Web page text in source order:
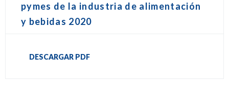
pymes de la industria de alimentación
y bebidas 2020
DESCARGAR PDF